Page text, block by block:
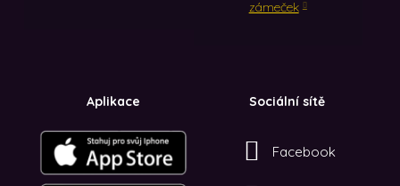
zámeček
Aplikace Sociální sítě
Facebook